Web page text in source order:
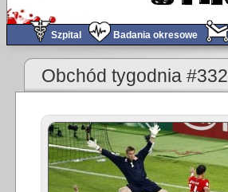
Szpital Badania okresowe
Reader’s Initiative – Lato z Conanem i nie tylko!
Obchód tygodnia #332